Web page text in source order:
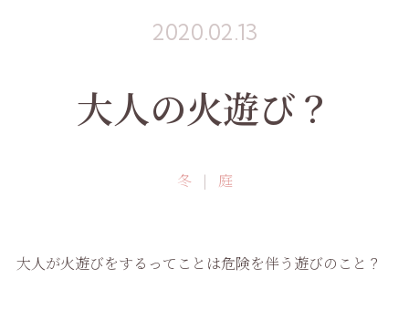
2020.02.13
大人の火遊び？
冬 庭
大人が火遊びをするってことは危険を伴う遊びのこと？